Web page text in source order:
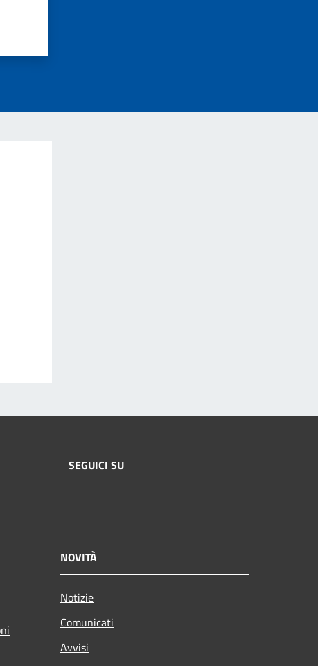
SEGUICI SU
NOVITÀ
Notizie
Comunicati
Avvisi